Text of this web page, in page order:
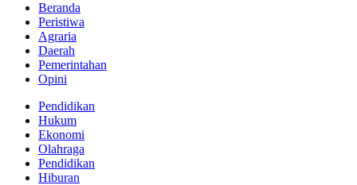
Beranda
Peristiwa
Agraria
Daerah
Pemerintahan
Opini
Pendidikan
Hukum
Ekonomi
Olahraga
Pendidikan
Hiburan